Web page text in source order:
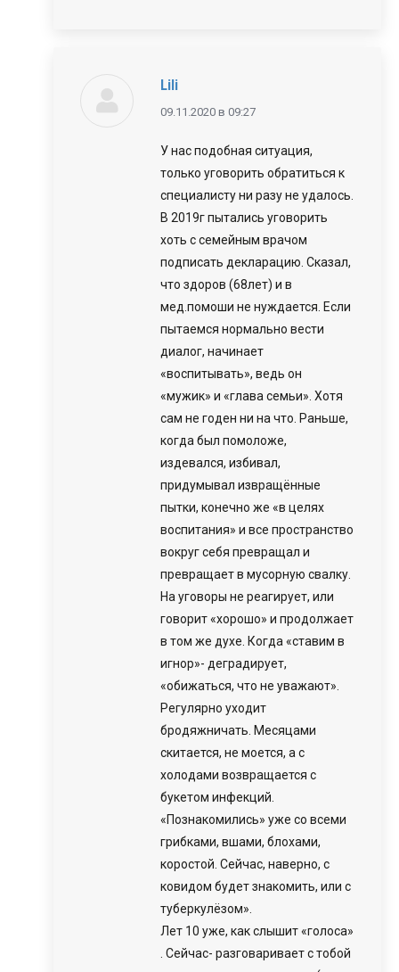
Lili
говорит:
09.11.2020 в 09:27
У нас подобная ситуация,
только уговорить обратиться к
специалисту ни разу не удалось.
В 2019г пытались уговорить
хоть с семейным врачом
подписать декларацию. Сказал,
что здоров (68лет) и в
мед.помоши не нуждается. Если
пытаемся нормально вести
диалог, начинает
«воспитывать», ведь он
«мужик» и «глава семьи». Хотя
сам не годен ни на что. Раньше,
когда был помоложе,
издевался, избивал,
придумывал извращённые
пытки, конечно же «в целях
воспитания» и все пространство
вокруг себя превращал и
превращает в мусорную свалку.
На уговоры не реагирует, или
говорит «хорошо» и продолжает
в том же духе. Когда «ставим в
игнор»- деградирует,
«обижаться, что не уважают».
Регулярно уходит
бродяжничать. Месяцами
скитается, не моется, а с
холодами возвращается с
букетом инфекций.
«Познакомились» уже со всеми
грибками, вшами, блохами,
коростой. Сейчас, наверно, с
ковидом будет знакомить, или с
туберкулёзом».
Лет 10 уже, как слышит «голоса»
. Сейчас- разговаривает с тобой